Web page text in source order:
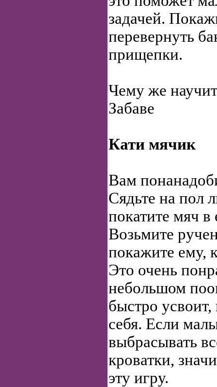
задачей.
перевернуть
прищепки.
Чему же
Забаве
Кати мячик
Вам
Сядьте на пол
покатите мяч в
Возьмите
покажите ему,
Это очень
небольшом
быстро усвоит,
себя. Если
выбрасывать
кроватки,
эту игру.